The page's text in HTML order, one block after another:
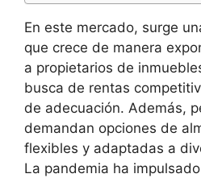
En este mercado, surge
que crece de manera
a propietarios de
busca de rentas
de adecuación. Además,
demandan opciones de
flexibles y adaptadas a
La pandemia ha